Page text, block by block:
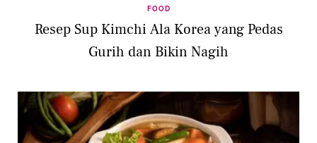
FOOD
Resep Sup Kimchi Ala Korea yang Pedas
Gurih dan Bikin Nagih